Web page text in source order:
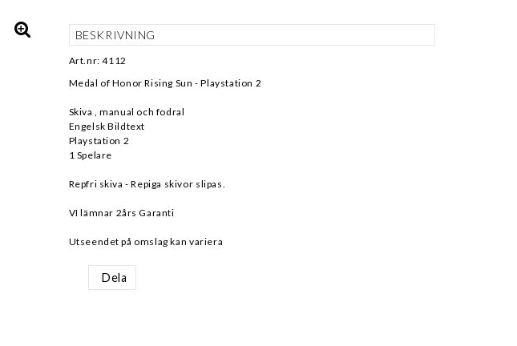
BESKRIVNING
Art.nr: 4112
Medal of Honor Rising Sun - Playstation 2
Skiva , manual och fodral
Engelsk Bildtext
Playstation 2
1 Spelare
Repfri skiva - Repiga skivor slipas.
VI lämnar 2års Garanti
Utseendet på omslag kan variera
Dela